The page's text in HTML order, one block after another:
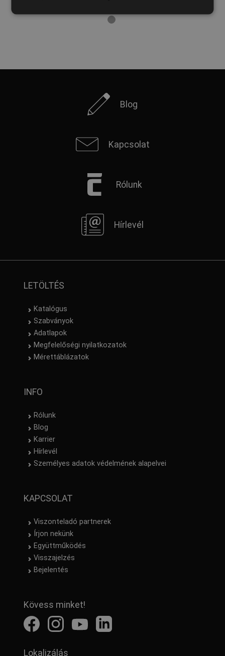
Blog
Kapcsolat
Rólunk
Hírlevél
LETÖLTÉS
Katalógus
Szabványok
Adatlapok
Megfelelőségi nyilatkozatok
Mérettáblázatok
INFO
Rólunk
Blog
Karrier
Hírlevél
Személyes adatok védelmének alapelvei
KAPCSOLAT
Viszonteladó partnerek
Írjon nekünk
Együttműködés
Visszajelzés
Bejelentés
Kövess minket!
Lokalizálás